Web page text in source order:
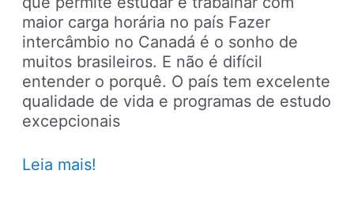
maior carga horária no país Fazer
intercâmbio no Canadá é o sonho de
muitos brasileiros. E não é difícil
entender o porquê. O país tem excelente
qualidade de vida e programas de estudo
excepcionais
Estudar
Leia mais!